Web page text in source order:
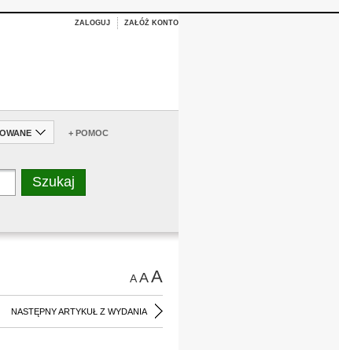
ZALOGUJ ZAŁÓŻ KONTO
+ POMOC
AAA
NASTĘPNY ARTYKUŁ Z WYDANIA